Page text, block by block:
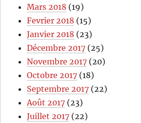
Mars 2018 (19)
Fevrier 2018 (15)
Janvier 2018 (23)
Décembre 2017 (25)
Novembre 2017 (20)
Octobre 2017 (18)
Septembre 2017 (22)
Août 2017 (23)
Juillet 2017 (22)